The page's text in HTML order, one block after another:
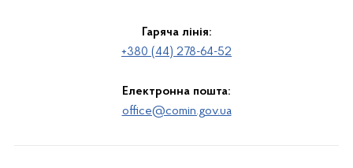
Гаряча лінія:
+380 (44) 278-64-52
Електронна пошта:
office@comin.gov.ua